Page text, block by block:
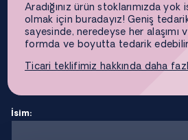
Aradığınız ürün stoklarımızda yok
olmak için buradayız! Geniş
sayesinde, neredeyse her alaşımı
formda ve boyutta tedarik
Ticari teklifimiz hakkında daha
İsim: